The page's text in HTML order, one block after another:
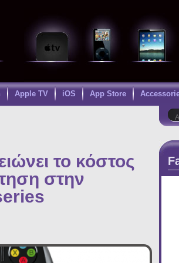
Apple TV iOS App Store
το κόστος
στην